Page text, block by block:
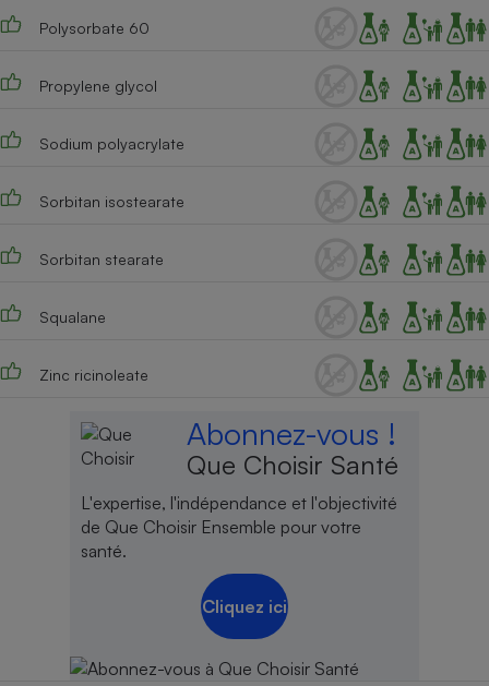
Polysorbate 60
Propylene glycol
Sodium polyacrylate
Sorbitan isostearate
Sorbitan stearate
Squalane
Zinc ricinoleate
Abonnez-vous !
Que Choisir Santé
L'expertise, l'indépendance et l'objectivité
de Que Choisir Ensemble pour votre
santé.
Cliquez ici